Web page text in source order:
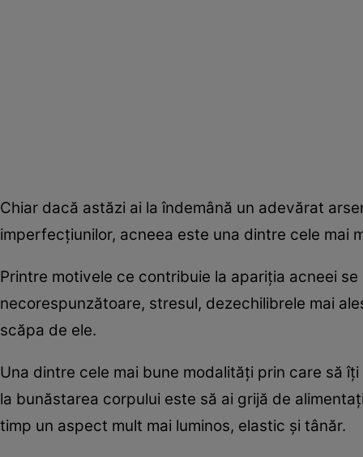
Chiar dacă astăzi ai la îndemână un adevărat
imperfecţiunilor, acneea este una dintre cele mai
Printre motivele ce contribuie la apariţia acneei
necorespunzătoare, stresul, dezechilibrele mai
scăpa de ele.
Una dintre cele mai bune modalităţi prin care să
la bunăstarea corpului este să ai grijă de
timp un aspect mult mai luminos, elastic şi tânăr.